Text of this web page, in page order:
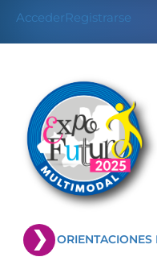
AccederRegistrarse